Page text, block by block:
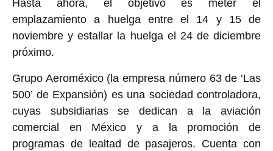
Hasta ahora, el objetivo es meter el
emplazamiento a huelga entre el 14 y 15 de
noviembre y estallar la huelga el 24 de diciembre
próximo.
Grupo Aeroméxico (la empresa número 63 de ‘Las
500’ de Expansión) es una sociedad controladora,
cuyas subsidiarias se dedican a la aviación
comercial en México y a la promoción de
programas de lealtad de pasajeros. Cuenta con